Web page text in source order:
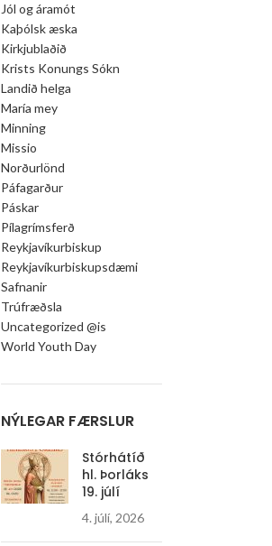
Jól og áramót
Kaþólsk æska
Kirkjublaðið
Krists Konungs Sókn
Landið helga
María mey
Minning
Missio
Norðurlönd
Páfagarður
Páskar
Pílagrímsferð
Reykjavíkurbiskup
Reykjavíkurbiskupsdæmi
Safnanir
Trúfræðsla
Uncategorized @is
World Youth Day
NÝLEGAR FÆRSLUR
Stórhátíð
hl. Þorláks
19. júlí
4. júlí, 2026